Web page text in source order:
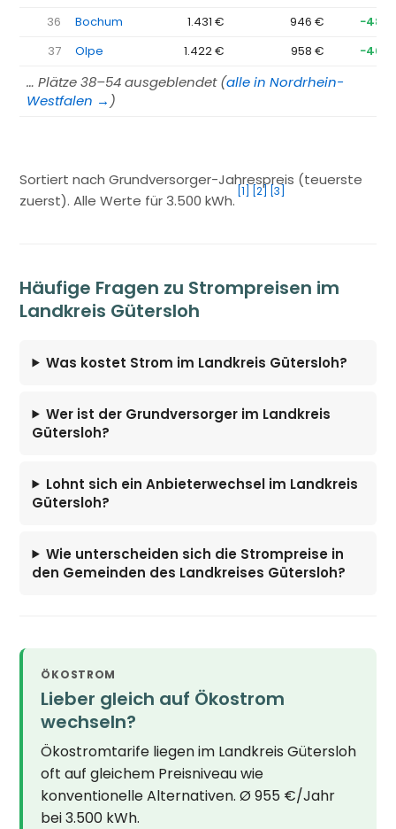
36
Bochum 1.431 € 946 €
−485
37
Olpe 1.422 € 958 € −465
… Plätze 38–54 ausgeblendet (alle in Nordrhein-
Westfalen → )
Sortiert nach Grundversorger-Jahrespreis (teuerste
zuerst). Alle Werte für 3.500 kWh.
[1] [2] [3]
Häufige Fragen zu Strompreisen im
Landkreis Gütersloh
Was kostet Strom im Landkreis Gütersloh?
Wer ist der Grundversorger im Landkreis
Gütersloh?
Lohnt sich ein Anbieterwechsel im Landkreis
Gütersloh?
Wie unterscheiden sich die Strompreise in
den Gemeinden des Landkreises Gütersloh?
ÖKOSTROM
Lieber gleich auf Ökostrom
wechseln?
Ökostromtarife liegen im Landkreis Gütersloh
oft auf gleichem Preisniveau wie
konventionelle Alternativen. Ø 955 €/Jahr
bei 3.500 kWh.